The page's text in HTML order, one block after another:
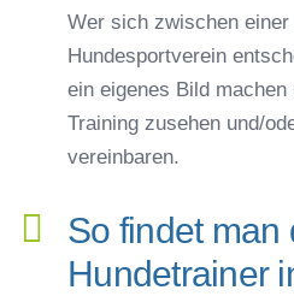
Wer sich zwischen
Hundesportverein
ein eigenes Bild
Training zusehen und/
vereinbaren.
So findet man
Hundetrainer